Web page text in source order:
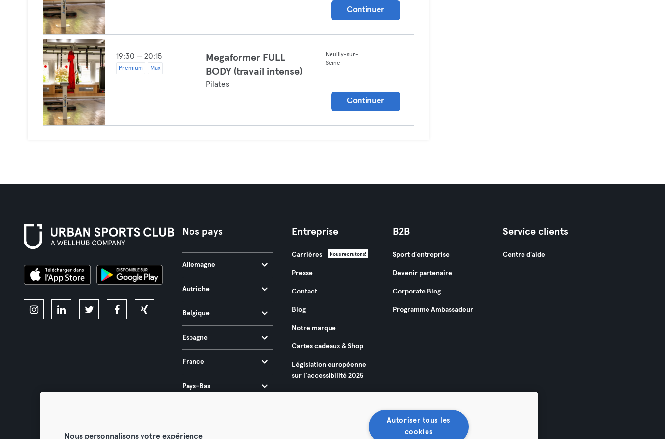
Continuer
19:30 — 20:15
Premium Max
Megaformer FULL
BODY (travail intense)
Pilates
Neuilly-sur-
Seine
Continuer
Nos pays
Allemagne
Autriche
Belgique
Espagne
France
Pays-Bas
Entreprise
Carrières Nous recrutons!
Presse
Contact
Blog
Notre marque
Cartes cadeaux & Shop
Législation européenne
sur l’accessibilité 2025
B2B
Sport d'entreprise
Devenir partenaire
Corporate Blog
Programme Ambassadeur
Service clients
Centre d'aide
Nous personnalisons votre expérience
Autoriser tous les
cookies